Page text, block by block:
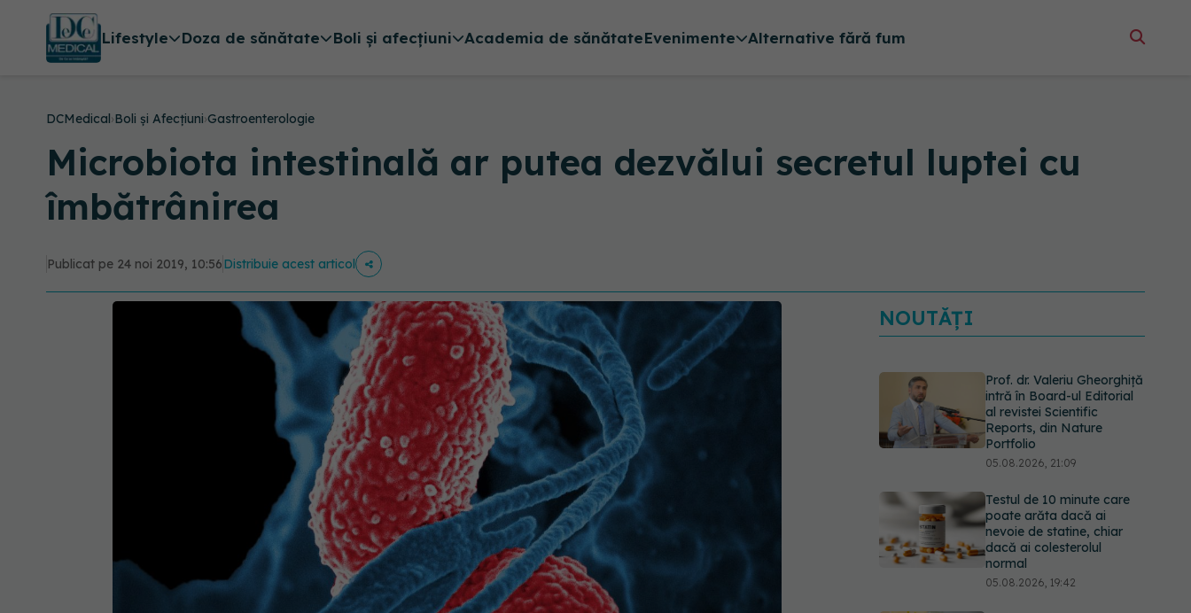
Lifestyle Doza de sănătate Boli și afecțiuni Academia de sănătateEvenimente Alternative fără fum
DCMedical›Boli și Afecțiuni›Gastroenterologie
Microbiota intestinală ar putea dezvălui secretul luptei cu
îmbătrânirea
Publicat pe 24 noi 2019, 10:56Distribuie acest articol
NOUTĂȚI
Prof. dr. Valeriu Gheorghiță
intră în Board-ul Editorial
al revistei Scientific
Reports, din Nature
Portfolio
05.08.2026, 21:09
Testul de 10 minute care
poate arăta dacă ai
nevoie de statine, chiar
dacă ai colesterolul
normal
05.08.2026, 19:42